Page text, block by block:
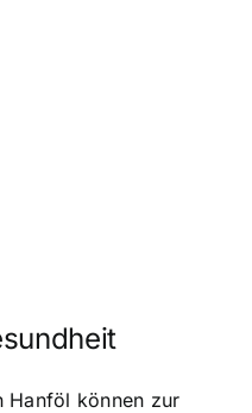
Hanföl können zur